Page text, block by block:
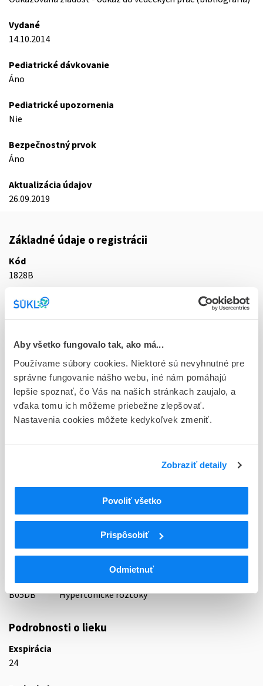
Aby všetko fungovalo tak, ako má...
Používame súbory cookies. Niektoré sú nevyhnutné pre
správne fungovanie nášho webu, iné nám pomáhajú
lepšie spoznať, čo Vás na našich stránkach zaujalo, a
vďaka tomu ich môžeme priebežne zlepšovať.
Nastavenia cookies môžete kedykoľvek zmeniť.
Zobraziť detaily
Povoliť všetko
Prispôsobiť
Odmietnuť
Vydané
14.10.2014
Pediatrické dávkovanie
Áno
Pediatrické upozornenia
Nie
Bezpečnostný prvok
Áno
Aktualizácia údajov
26.09.2019
Základné údaje o registrácii
Kód
1828B
Registračné číslo
Doplnok
Stav
D - Registrácia bez obmedzenia platnosti
Typ registračnej procedúry
87 - VARIA I
KRV A KRVOTVORNÉ ORGÁNY
NÁHRADY KRVI A PERFÚZNE ROZTOKY
B05D
LIEKY NA PERITONEÁLNU DIALÝZU
B05DB
Hypertonické roztoky
Podrobnosti o lieku
Exspirácia
24